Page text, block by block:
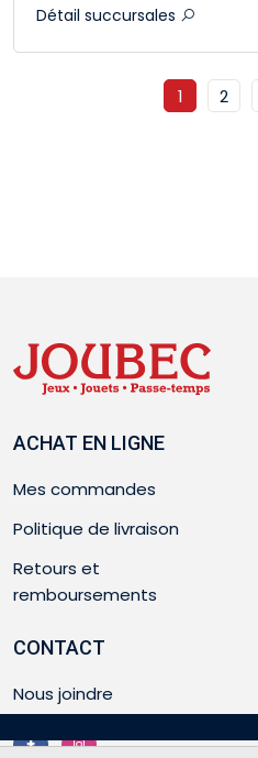
Détail succursales
1 2
ACHAT EN LIGNE
Mes commandes
Politique de livraison
Retours et
remboursements
CONTACT
Nous joindre